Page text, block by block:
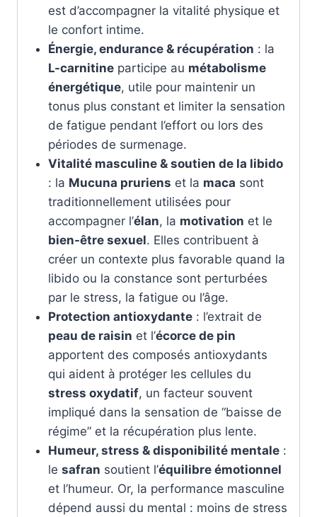
est d’accompagner la vitalité physique et
le confort intime.
Énergie, endurance & récupération : la
L-carnitineparticipe au métabolisme
énergétique, utile pour maintenir un
tonus plus constant et limiter la sensation
de fatigue pendant l’effort ou lors des
périodes de surmenage.
Vitalité masculine & soutien de la libido
: la Mucuna pruriens et la maca sont
traditionnellement utilisées pour
accompagner l’élan, la motivation et le
bien-être sexuel. Elles contribuent à
créer un contexte plus favorable quand la
libido ou la constance sont perturbées
par le stress, la fatigue ou l’âge.
Protection antioxydante: l’extrait de
peau de raisin et l’écorce de pin
apportent des composés antioxydants
qui aident à protéger les cellules du
stress oxydatif, un facteur souvent
impliqué dans la sensation de “baisse de
régime” et la récupération plus lente.
Humeur, stress & disponibilité mentale:
le safran soutient l’équilibre émotionnel
et l’humeur. Or, la performance masculine
dépend aussi du mental : moins de stress